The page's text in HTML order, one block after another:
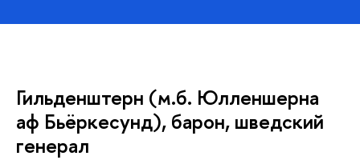
Гильденштерн (м.б. Юлленшерна
аф Бьёркесунд), барон, шведский
генерал